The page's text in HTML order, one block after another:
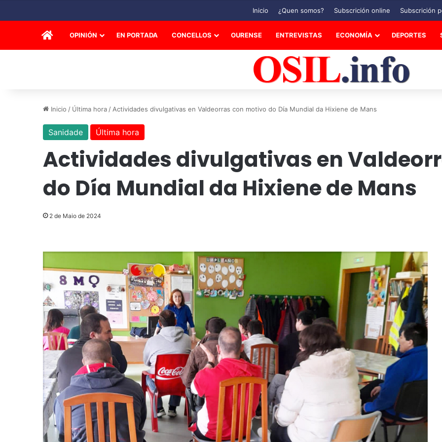
Inicio ¿Quen somos? Subscrición online Subscrición
INICIOOPINIÓN EN PORTADA CONCELLOS OURENSE ENTREVISTAS ECONOMÍA DEPORTES
Inicio / Última hora / Actividades divulgativas en Valdeorras con motivo do Día Mundial da Hixiene de Mans
Sanidade Última hora
Actividades divulgativas en
do Día Mundial da Hixiene de Mans
2 de Maio de 2024